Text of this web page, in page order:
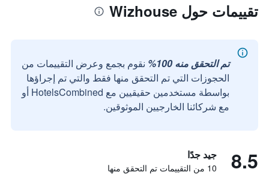
تقييمات حول Wizhouse
تم التحقق منه 100%
نقوم بجمع وعرض التقييمات من
الحجوزات التي تم التحقق منها فقط والتي تم إجراؤها
بواسطة مستخدمين حقيقيين مع HotelsCombined أو
مع شركائنا الخارجيين الموثوقين.
8.5 جيد جدًا
10 من التقييمات تم التحقق منها